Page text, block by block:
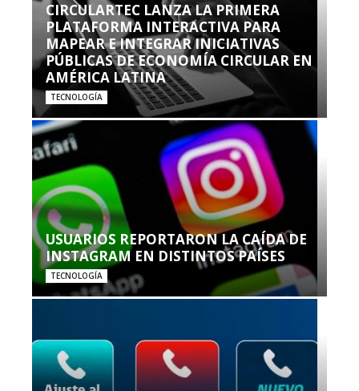
CIRCULARTEC LANZA LA PRIMERA
PLATAFORMA INTERACTIVA PARA
MAPEAR E INTEGRAR INICIATIVAS
PÚBLICAS DE ECONOMÍA CIRCULAR EN
AMÉRICA LATINA
TECNOLOGÍA
USUARIOS REPORTARON LA CAÍDA DE
INSTAGRAM EN DISTINTOS PAÍSES
TECNOLOGÍA